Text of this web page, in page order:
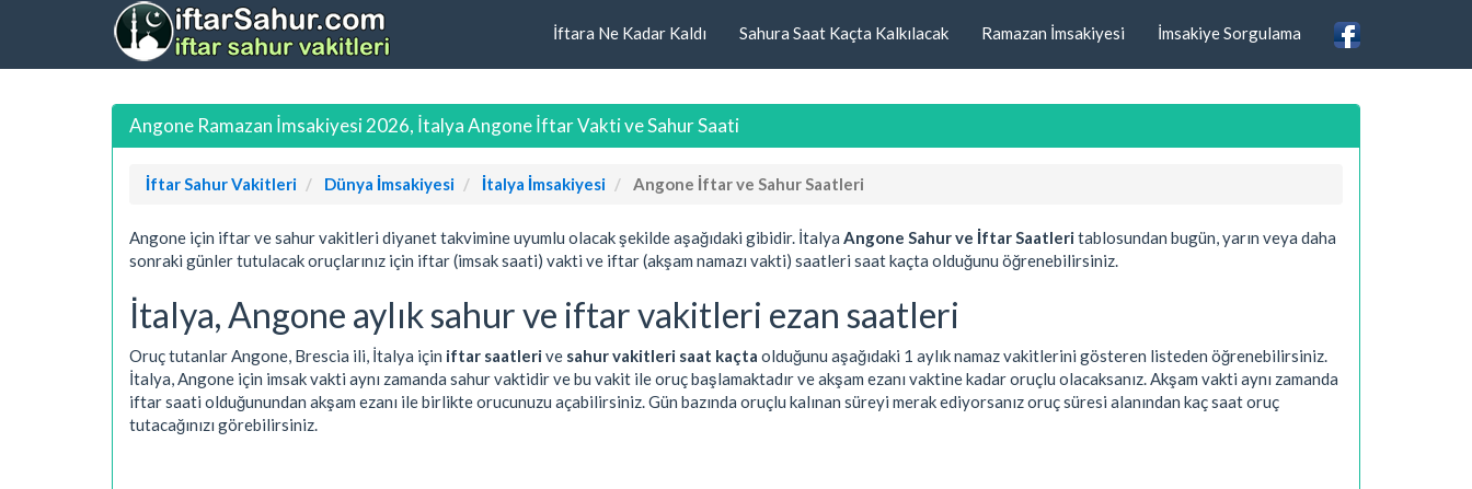
İftara Ne Kadar Kaldı Sahura Saat Kaçta Kalkılacak Ramazan İmsakiyesi İmsakiye Sorgulama
Angone Ramazan İmsakiyesi 2026, İtalya Angone İftar Vakti ve Sahur Saati
İftar Sahur Vakitleri Dünya İmsakiyesi İtalya İmsakiyesi Angone İftar ve Sahur Saatleri
Angone için iftar ve sahur vakitleri diyanet takvimine uyumlu olacak şekilde aşağıdaki gibidir. İtalya Angone Sahur ve İftar Saatleritablosundan bugün, yarın veya daha
sonraki günler tutulacak oruçlarınız için iftar (imsak saati) vakti ve iftar (akşam namazı vakti) saatleri saat kaçta olduğunu öğrenebilirsiniz.
İtalya, Angone aylık sahur ve iftar vakitleri ezan saatleri
Oruç tutanlar Angone, Brescia ili, İtalya için iftar saatlerive sahur vakitleri saat kaçta olduğunu aşağıdaki 1 aylık namaz vakitlerini gösteren listeden öğrenebilirsiniz.
İtalya, Angone için imsak vakti aynı zamanda sahur vaktidir ve bu vakit ile oruç başlamaktadır ve akşam ezanı vaktine kadar oruçlu olacaksanız. Akşam vakti aynı zamanda
iftar saati olduğunundan akşam ezanı ile birlikte orucunuzu açabilirsiniz. Gün bazında oruçlu kalınan süreyi merak ediyorsanız oruç süresi alanından kaç saat oruç
tutacağınızı görebilirsiniz.